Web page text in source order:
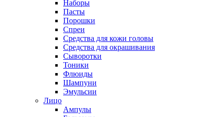
Наборы
Пасты
Порошки
Спреи
Средства для кожи головы
Средства для окрашивания
Сыворотки
Тоники
Флюиды
Шампуни
Эмульсии
Лицо
Ампулы